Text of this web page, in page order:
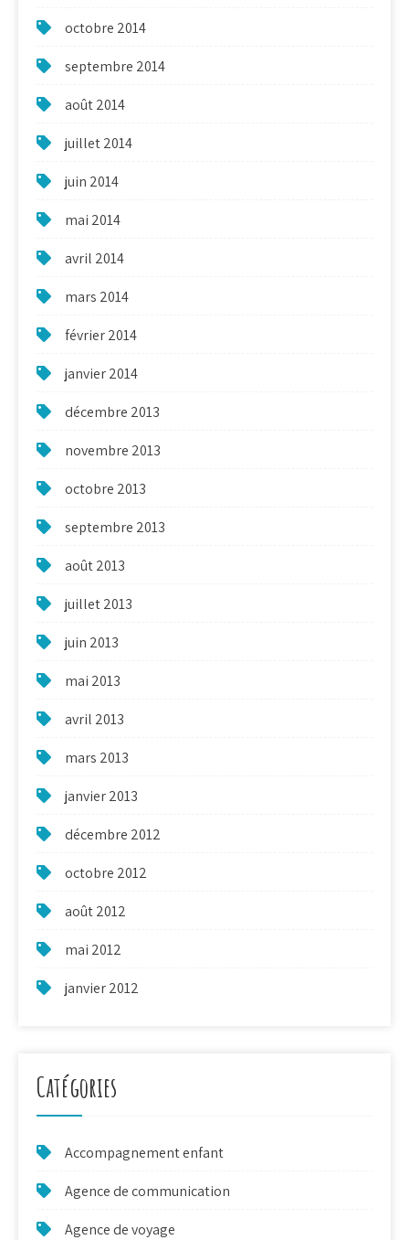
octobre 2014
septembre 2014
août 2014
juillet 2014
juin 2014
mai 2014
avril 2014
mars 2014
février 2014
janvier 2014
décembre 2013
novembre 2013
octobre 2013
septembre 2013
août 2013
juillet 2013
juin 2013
mai 2013
avril 2013
mars 2013
janvier 2013
décembre 2012
octobre 2012
août 2012
mai 2012
janvier 2012
Catégories
Accompagnement enfant
Agence de communication
Agence de voyage